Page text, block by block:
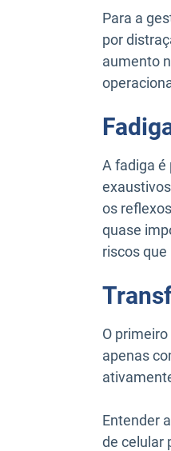
Para a
por
aumento
A fadiga é
os
quase
riscos
O
apenas
Entender
de celular